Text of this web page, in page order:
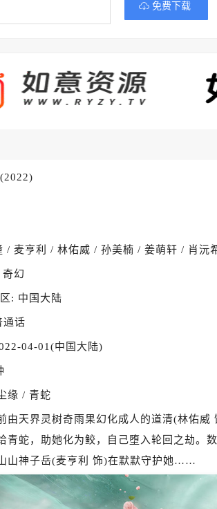
免费下载
/ 麦亨利 / 林佑威 / 孙美楠 / 姜萌轩 / 肖沅
幻
: 中国大陆
通话
04-01(中国大陆)
缘 / 青蛇
由天界灵树奇雨果幻化成人的道清(林佑
青蛇，助她化为鲛，自己堕入轮回之劫。
山神子岳(麦亨利 饰)在默默守护她……